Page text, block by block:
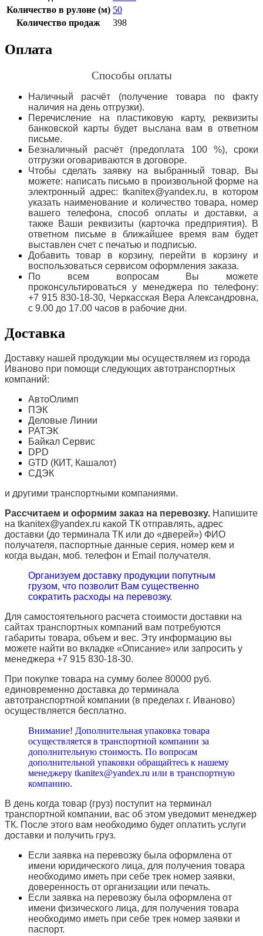
Количество в рулоне (м) 50
Количество продаж
398
Оплата
Способы оплаты
Наличный расчёт (получение товара по факту
наличия на день отгрузки).
Перечисление на пластиковую карту, реквизиты
банковской карты будет выслана вам в ответном
письме.
Безналичный расчёт (предоплата 100 %), сроки
отгрузки оговариваются в договоре.
Чтобы сделать заявку на выбранный товар, Вы
можете: написать письмо в произвольной форме на
электронный адрес: tkanitex@yandex.ru, в котором
указать наименование и количество товара, номер
вашего телефона, способ оплаты и доставки, а
также Ваши реквизиты (карточка предприятия). В
ответном письме в ближайшее время вам будет
выставлен счет с печатью и подписью.
Добавить товар в корзину, перейти в корзину и
воспользоваться сервисом оформления заказа.
По всем вопросам Вы можете
проконсультироваться у менеджера по телефону:
+7 915 830-18-30, Черкасская Вера Александровна,
с 9.00 до 17.00 часов в рабочие дни.
Доставка
Доставку нашей продукции мы осуществляем из города
Иваново при помощи следующих автотранспортных
компаний:
АвтоОлимп
ПЭК
Деловые Линии
РАТЭК
Байкал Сервис
DPD
GTD (КИТ, Кашалот)
СДЭК
и другими транспортными компаниями.
Рассчитаем и оформим заказ на перевозку. Напишите
на tkanitex@yandex.ru какой ТК отправлять, адрес
доставки (до терминала ТК или до «дверей») ФИО
получателя, паспортные данные серия, номер кем и
когда выдан, моб. телефон и Email получателя.
Организуем доставку продукции попутным
грузом, что позволит Вам существенно
сократить расходы на перевозку.
Для самостоятельного расчета стоимости доставки на
сайтах транспортных компаний вам потребуются
габариты товара, объем и вес. Эту информацию вы
можете найти во вкладке «Описание» или запросить у
менеджера +7 915 830-18-30.
При покупке товара на сумму более 80000 руб.
единовременно доставка до терминала
автотранспортной компании (в пределах г. Иваново)
осуществляется бесплатно.
Внимание! Дополнительная упаковка товара
осуществляется в транспортной компании за
дополнительную стоимость. По вопросам
дополнительной упаковки обращайтесь к нашему
менеджеру tkanitex@yandex.ru или в транспортную
компанию.
В день когда товар (груз) поступит на терминал
транспортной компании, вас об этом уведомит менеджер
ТК. После этого вам необходимо будет оплатить услуги
доставки и получить груз.
Если заявка на перевозку была оформлена от
имени юридического лица, для получения товара
необходимо иметь при себе трек номер заявки,
доверенность от организации или печать.
Если заявка на перевозку была оформлена от
имени физического лица, для получения товара
необходимо иметь при себе трек номер заявки и
паспорт.